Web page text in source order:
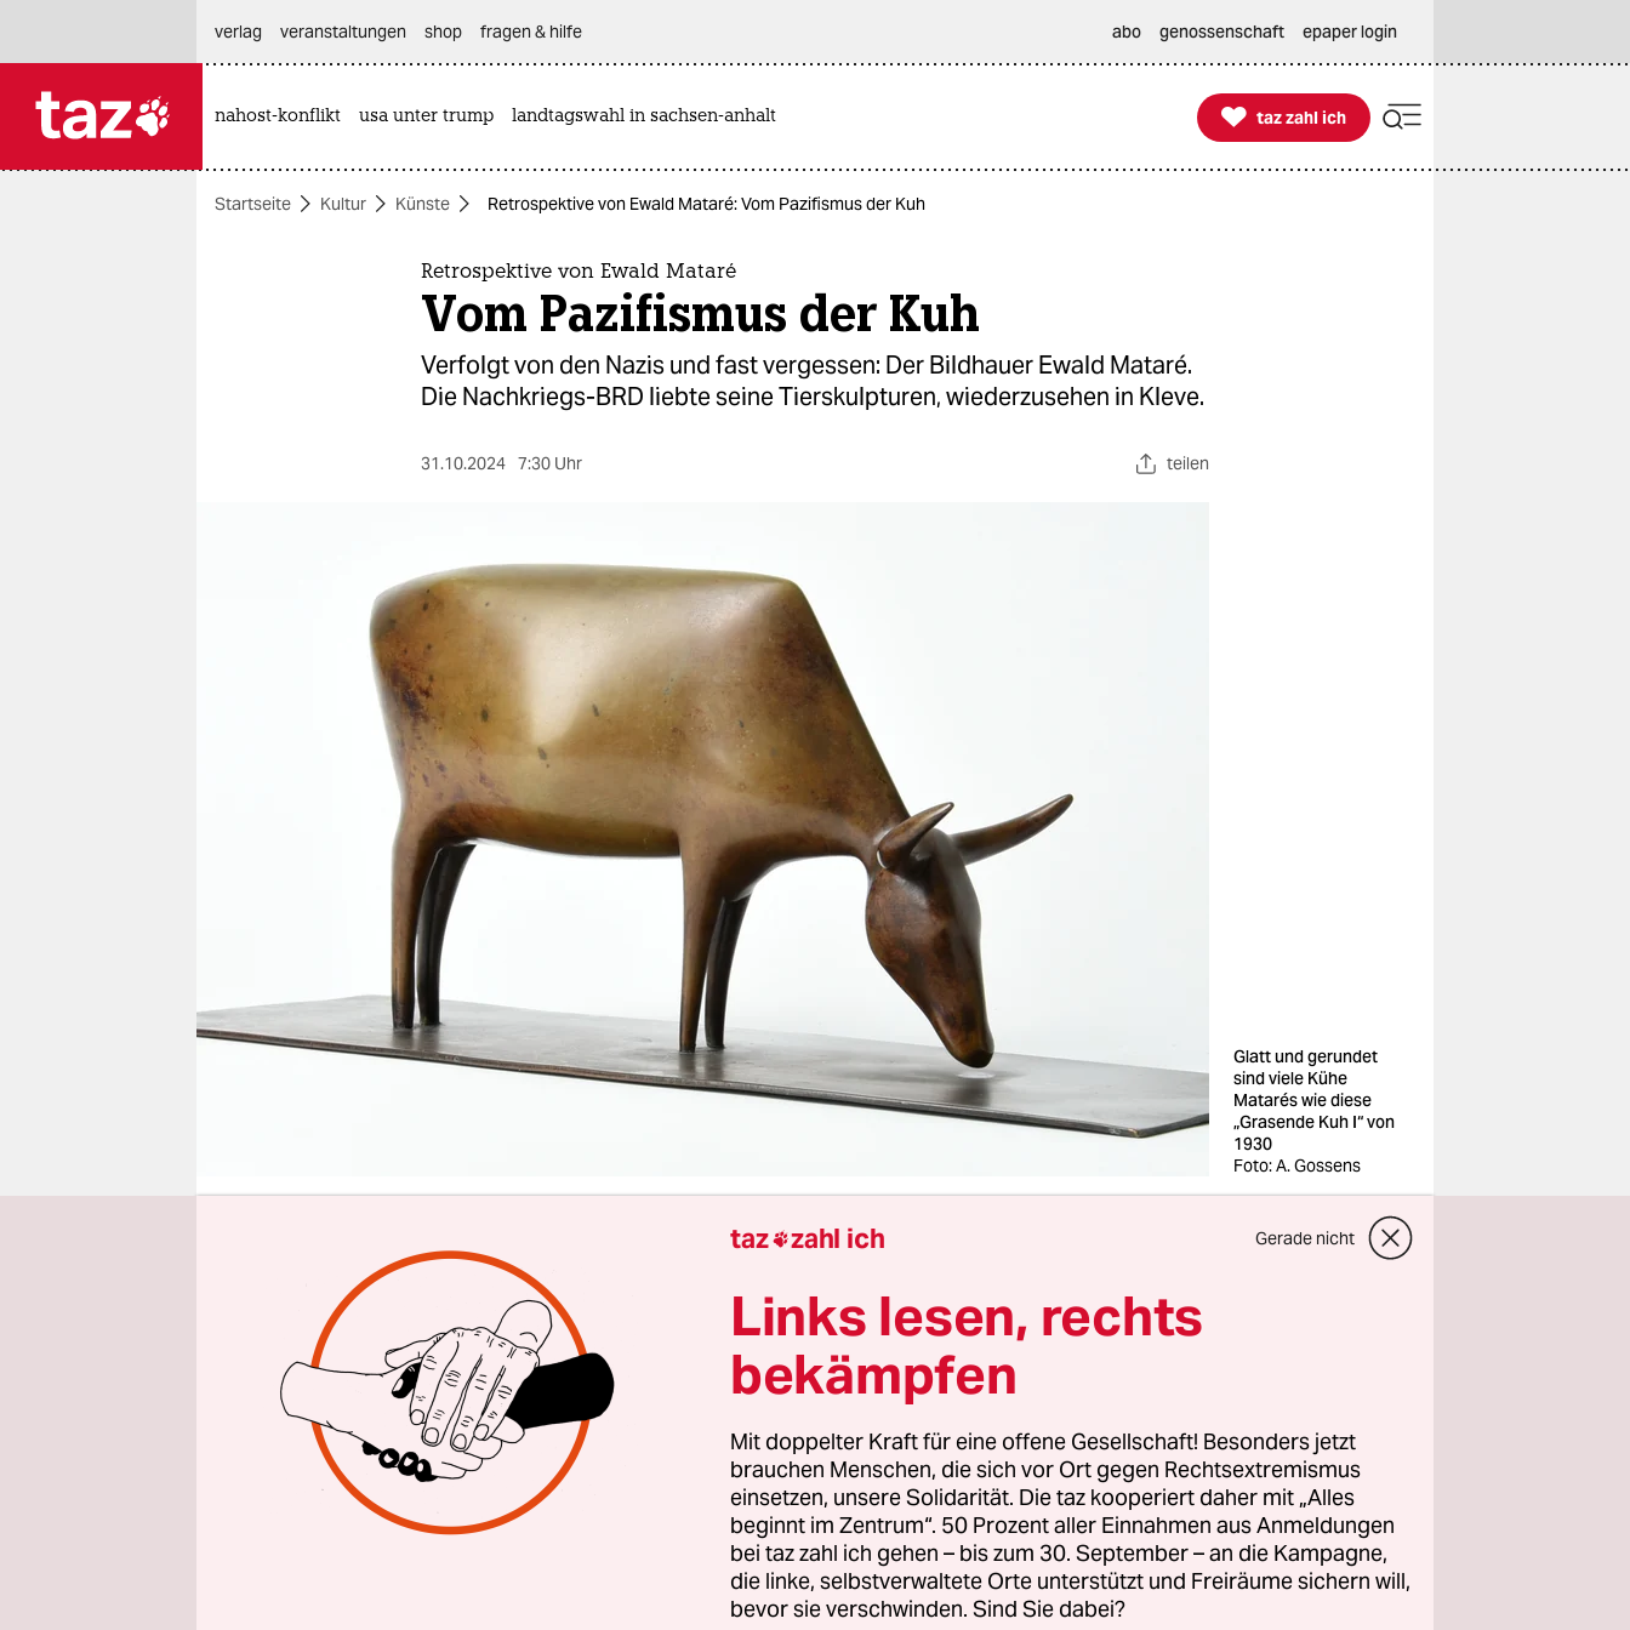
themen
genossenschaft
verlag
veranstaltungen shop fragen & hilfe abo genossenschaft epaper login
nahost-konflikt usa unter trump landtagswahl in sachsen-anhalt 
taz zahl ich
taz zahl ich
Startseite Kultur Künste Retrospektive von Ewald Mataré: Vom Pazifismus der Kuh
Retrospektive von Ewald Mataré
Vom Pazifismus der Kuh
Verfolgt von den Nazis und fast vergessen: Der Bildhauer Ewald Mataré.
Die Nachkriegs-BRD liebte seine Tierskulpturen, wiederzusehen in Kleve.
31.10.2024 7:30 Uhr teilen
Glatt und gerundet
sind viele Kühe
Matarés wie diese
„Grasende Kuh I“ von
1930
Foto: A. Gossens
Von
Der kürzlichverstorbene Ausstellungsmacher Kasper König
bekannt, kein Problem mit einer unpopulären Meinung zu haben. So
verkündete er in seiner Zeit als Direktor des Kölner Museums Ludwig
mehrfach, dass seine Lieblingsskulptur in direkter Nähe des Doms
stehe. Wobei es „stehen“ nicht trifft: Der Taubenbrunnen liegt
vielmehr.
Das Brunnenensemble aus der Hand des Bildhauers Ewald Mataré
taz zahl ich Gerade nicht
Links lesen, rechts
bekämpfen
Mit doppelter Kraft für eine offene Gesellschaft! Besonders jetzt
brauchen Menschen, die sich vor Ort gegen Rechtsextremismus
einsetzen, unsere Solidarität. Die taz kooperiert daher mit „Alles
beginnt im Zentrum“. 50 Prozent aller Einnahmen aus Anmeldungen
bei taz zahl ich gehen – bis zum 30. September – an die Kampagne,
die linke, selbstverwaltete Orte unterstützt und Freiräume sichern will,
bevor sie verschwinden. Sind Sie dabei?